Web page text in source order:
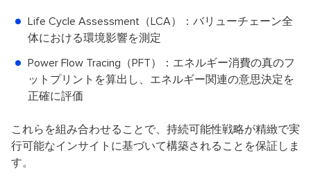
Life Cycle Assessment（LCA）：バリューチェーン全
体における環境影響を測定
Power Flow Tracing（PFT）：エネルギー消費の真のフ
ットプリントを算出し、エネルギー関連の意思決定を
正確に評価
これらを組み合わせることで、持続可能性戦略が精緻で実
行可能なインサイトに基づいて構築されることを保証しま
す。